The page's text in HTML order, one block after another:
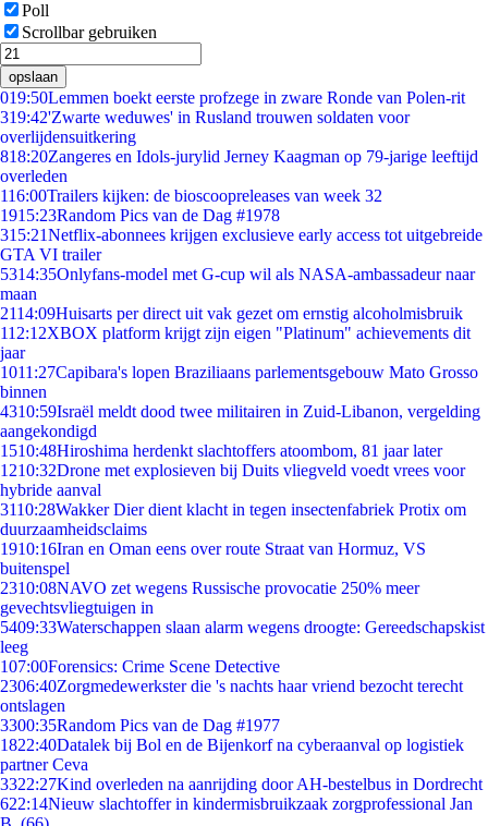
Poll
Scrollbar gebruiken
opslaan
019:50Lemmen boekt eerste profzege in zware Ronde van Polen-rit
319:42'Zwarte weduwes' in Rusland trouwen soldaten voor
overlijdensuitkering
818:20Zangeres en Idols-jurylid Jerney Kaagman op 79-jarige leeftijd
overleden
116:00Trailers kijken: de bioscoopreleases van week 32
1915:23Random Pics van de Dag #1978
315:21Netflix-abonnees krijgen exclusieve early access tot uitgebreide
GTA VI trailer
5314:35Onlyfans-model met G-cup wil als NASA-ambassadeur naar
maan
2114:09Huisarts per direct uit vak gezet om ernstig alcoholmisbruik
112:12XBOX platform krijgt zijn eigen "Platinum" achievements dit
jaar
1011:27Capibara's lopen Braziliaans parlementsgebouw Mato Grosso
binnen
4310:59Israël meldt dood twee militairen in Zuid-Libanon, vergelding
aangekondigd
1510:48Hiroshima herdenkt slachtoffers atoombom, 81 jaar later
1210:32Drone met explosieven bij Duits vliegveld voedt vrees voor
hybride aanval
3110:28Wakker Dier dient klacht in tegen insectenfabriek Protix om
duurzaamheidsclaims
1910:16Iran en Oman eens over route Straat van Hormuz, VS
buitenspel
2310:08NAVO zet wegens Russische provocatie 250% meer
gevechtsvliegtuigen in
5409:33Waterschappen slaan alarm wegens droogte: Gereedschapskist
leeg
107:00Forensics: Crime Scene Detective
2306:40Zorgmedewerkster die 's nachts haar vriend bezocht terecht
ontslagen
3300:35Random Pics van de Dag #1977
1822:40Datalek bij Bol en de Bijenkorf na cyberaanval op logistiek
partner Ceva
3322:27Kind overleden na aanrijding door AH-bestelbus in Dordrecht
622:14Nieuw slachtoffer in kindermisbruikzaak zorgprofessional Jan